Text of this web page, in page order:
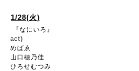
1/28(火)
『なにいろ』
act)
めばゑ
山口穂乃佳
ひろせむつみ